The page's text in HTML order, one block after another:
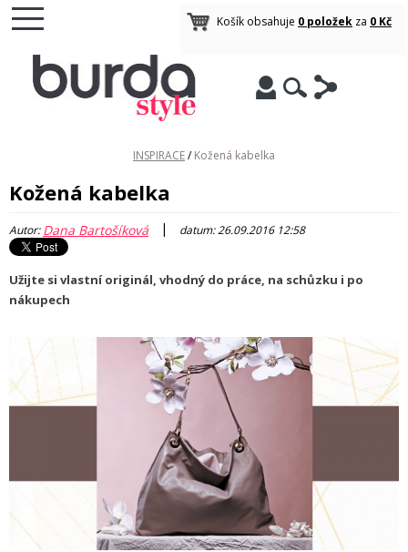
Košík obsahuje 0 položek za 0 Kč
INSPIRACE/ Kožená kabelka
Kožená kabelka
Autor:Dana Bartošíková | datum: 26.09.2016 12:58
Užijte si vlastní originál, vhodný do práce, na schůzku i po
nákupech